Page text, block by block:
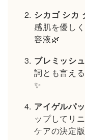
シカゴ シカ
感肌を優し
容液🌿
ブレミッシ
詞とも言え
✨
アイゲルパ
ップしてリ
ケアの決定